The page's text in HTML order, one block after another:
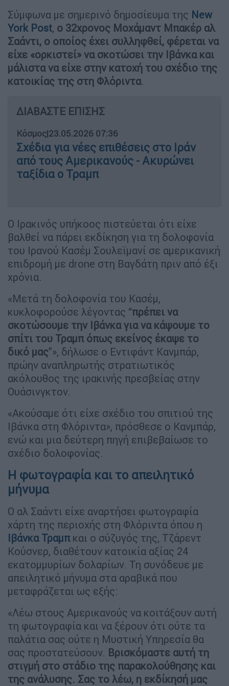
Σύμφωνα με σημερινό δημοσίευμα της New
York Post, ο 32χρονος Μοχάμαντ Μπακέρ αλ
Σαάντι, ο οποίος έχει συλληφθεί, φέρεται να
είχε «ορκιστεί» να σκοτώσει την Ιβάνκα και
μάλιστα να είχε στην κατοχή του σχέδιο της
κατοικίας της στη Φλόριντα.
ΔΙΑΒΑΣΤΕ ΕΠΙΣΗΣ
Κόσμος|23.05.2026 07:36
Σχέδια για νέες επιθέσεις στο Ιράν
από τους Αμερικανούς - Ακυρώνει
ταξίδια ο Τραμπ
Ο Ιρακινός υπήκοος πιστεύεται ότι είχε
βαλθεί να πάρει εκδίκηση για τη δολοφονία
του Ιρανού Κασέμ Σουλεϊμανί σε αμερικανική
επιδρομή με drone στη Βαγδάτη πριν από έξι
χρόνια.
«Μετά τη δολοφονία του Κασέμ,
κυκλοφορούσε λέγοντας “πρέπει να
σκοτώσουμε την Ιβάνκα για να κάψουμε το
σπίτι του Τραμπ όπως εκείνος έκαψε το
δικό μας”», δήλωσε ο Εντιφάντ Κανμπάρ,
πρώην αναπληρωτής στρατιωτικός
ακόλουθος της ιρακινής πρεσβείας στην
Ουάσινγκτον.
«Ακούσαμε ότι είχε σχέδιο του σπιτιού της
Ιβάνκα στη Φλόριντα», πρόσθεσε ο Κανμπάρ,
ενώ και μια δεύτερη πηγή επιβεβαίωσε το
σχέδιο δολοφονίας.
Η φωτογραφία και το απειλητικό
μήνυμα
Ο αλ Σαάντι είχε αναρτήσει φωτογραφία
χάρτη της περιοχής στη Φλόριντα όπου η
Ιβάνκα Τραμπκαι ο σύζυγός της, Τζάρεντ
Κούσνερ, διαθέτουν κατοικία αξίας 24
εκατομμυρίων δολαρίων. Τη συνόδευε με
απειλητικό μήνυμα στα αραβικά που
μεταφράζεται ως εξής:
«Λέω στους Αμερικανούς να κοιτάξουν αυτή
τη φωτογραφία και να ξέρουν ότι ούτε τα
παλάτια σας ούτε η Μυστική Υπηρεσία θα
σας προστατεύσουν. Βρισκόμαστε αυτή τη
στιγμή στο στάδιο της παρακολούθησης και
της ανάλυσης. Σας το λέω, η εκδίκησή μας